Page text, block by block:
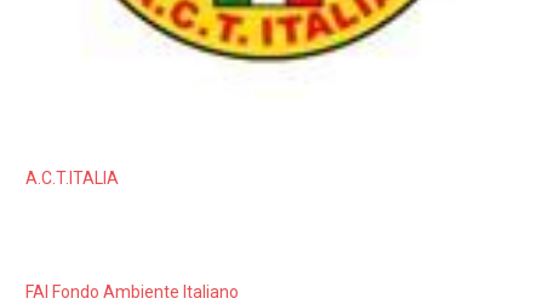
A.C.T.ITALIA
FAI Fondo Ambiente Italiano